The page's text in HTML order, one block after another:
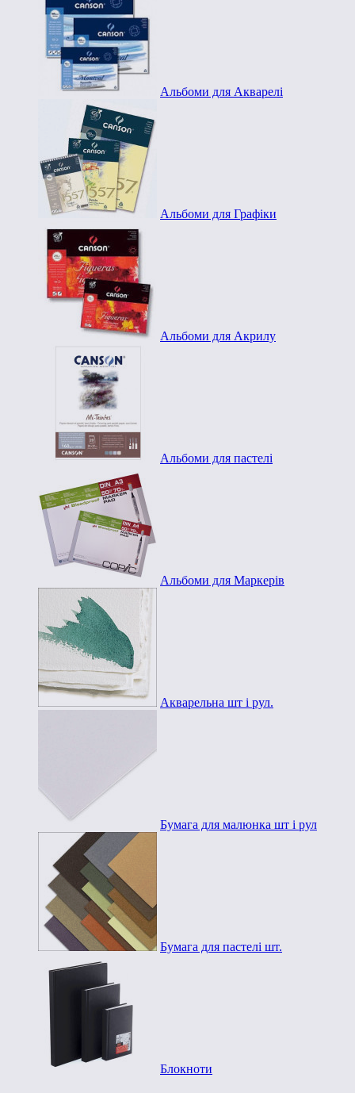
Альбоми для Акварелі
Альбоми для Графіки
Альбоми для Акрилу
Альбоми для пастелі
Альбоми для Маркерів
Акварельна шт і рул.
Бумага для малюнка шт і рул
Бумага для пастелі шт.
Блокноти